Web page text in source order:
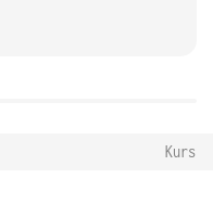
Kurs